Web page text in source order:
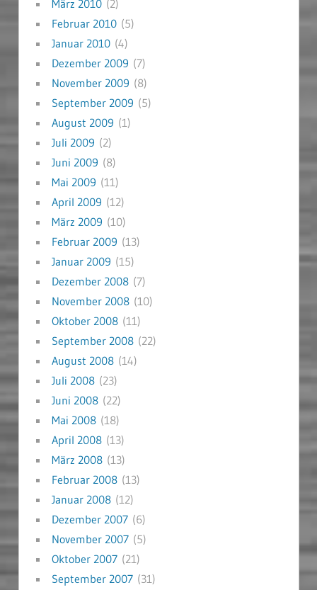
März 2010(2)
Februar 2010(5)
Januar 2010(4)
Dezember 2009 (7)
November 2009 (8)
September 2009 (5)
August 2009 (1)
Juli 2009 (2)
Juni 2009 (8)
Mai 2009 (11)
April 2009 (12)
März 2009 (10)
Februar 2009 (13)
Januar 2009 (15)
Dezember 2008(7)
November 2008(10)
Oktober 2008(11)
September 2008(22)
August 2008(14)
Juli 2008(23)
Juni 2008(22)
Mai 2008(18)
April 2008(13)
März 2008(13)
Februar 2008(13)
Januar 2008(12)
Dezember 2007(6)
November 2007(5)
Oktober 2007(21)
September 2007(31)